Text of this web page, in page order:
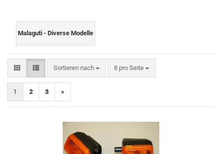
Malaguti - Diverse Modelle
Sortieren nach
Sortieren nach 8 pro Seite
pro Seite
1 2 3 »